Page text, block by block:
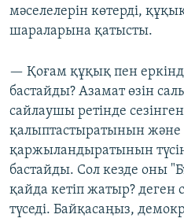
мәселелерін көтерді,
шараларына қатысты.
— Қоғам құқық пен
бастайды? Азамат өзін
сайлаушы ретінде
қалыптастыратынын
қаржыландыратынын
бастайды. Сол кезде оны
қайда кетіп жатыр? деген
түседі. Байқасаңыз,